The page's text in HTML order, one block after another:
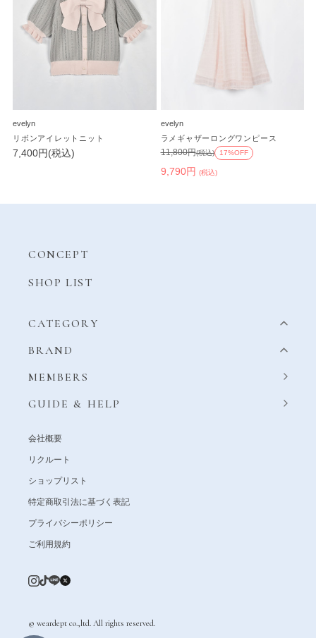
evelyn
リボンアイレットニット
7,400円(税込)
evelyn
ラメギャザーロングワンピース
9,790円 (税込)
11,800円(税込) 17%OFF
CONCEPT
SHOP LIST
CATEGORY
BRAND
MEMBERS
GUIDE & HELP
会社概要
リクルート
ショップリスト
特定商取引法に基づく表記
プライバシーポリシー
ご利用規約
© weardept co.,ltd. All rights reserved.